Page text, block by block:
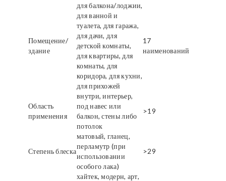
Помещение/
здание
для балкона/лоджии,
для ванной и
туалета, для гаража,
для дачи, для
детской комнаты,
для квартиры, для
комнаты, для
коридора, для кухни,
для прихожей
17
наименований
Область
применения
внутри, интерьер,
под навес или
балкон, стены либо
потолок
>19
Степень блеска
матовый, гланец,
перламутр (при
использовании
особого лака)
>29
хайтек, модерн, арт,